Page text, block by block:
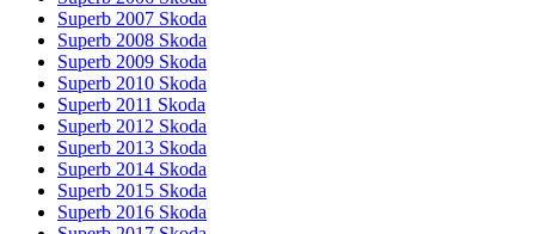
Superb 2007 Skoda
Superb 2008 Skoda
Superb 2009 Skoda
Superb 2010 Skoda
Superb 2011 Skoda
Superb 2012 Skoda
Superb 2013 Skoda
Superb 2014 Skoda
Superb 2015 Skoda
Superb 2016 Skoda